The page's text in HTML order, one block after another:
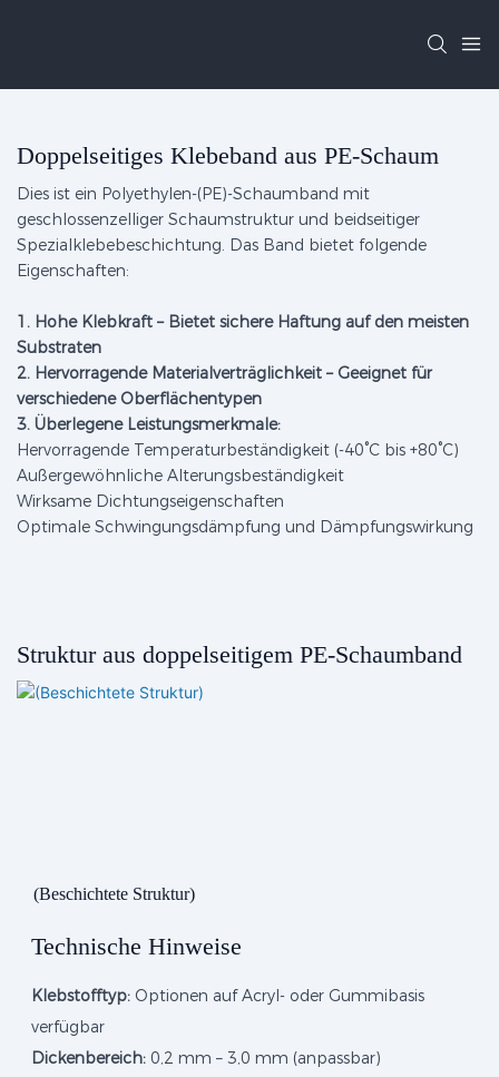
Doppelseitiges Klebeband aus PE-Schaum
Dies ist ein Polyethylen-(PE)-Schaumband mit
geschlossenzelliger Schaumstruktur und beidseitiger
Spezialklebebeschichtung. Das Band bietet folgende
Eigenschaften:
1. Hohe Klebkraft – Bietet sichere Haftung auf den meisten
Substraten
2. Hervorragende Materialverträglichkeit – Geeignet für
verschiedene Oberflächentypen
3. Überlegene Leistungsmerkmale:
Hervorragende Temperaturbeständigkeit (-40°C bis +80°C)
Außergewöhnliche Alterungsbeständigkeit
Wirksame Dichtungseigenschaften
Optimale Schwingungsdämpfung und Dämpfungswirkung
Struktur aus doppelseitigem PE-Schaumband
(Beschichtete Struktur)
Technische Hinweise
Klebstofftyp: Optionen auf Acryl- oder Gummibasis
verfügbar
Dickenbereich: 0,2 mm – 3,0 mm (anpassbar)